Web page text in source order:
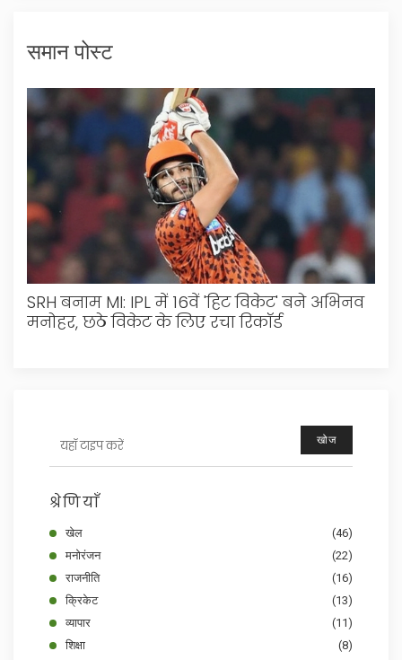
समान पोस्ट
SRH बनाम MI: IPL में 16वें 'हिट विकेट' बने अभिनव
मनोहर, छठे विकेट के लिए रचा रिकॉर्ड
खोज
श्रेणियाँ
खेल
(46)
मनोरंजन
(22)
राजनीति
(16)
क्रिकेट
(13)
व्यापार
(11)
शिक्षा
(8)